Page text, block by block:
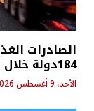
184دولة خلال أسبوع
الأحد، 9 أغسطس 2026 - 7:42 م